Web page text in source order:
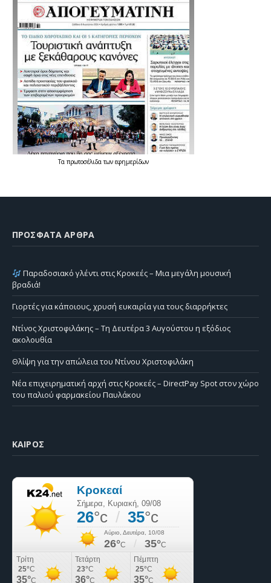
Τα πρωτοσέλιδατων εφημερίδων
ΠΡΌΣΦΑΤΑ ΆΡΘΡΑ
Παραδοσιακό γλέντι στις Κροκεές – Μια μεγάλη μουσική
βραδιά!
Γιορτές για κάποιους, χρυσή ευκαιρία για τους διαρρήκτες
Ντίνος Χριστοφιλάκης – Τη Δευτέρα 3 Αυγούστου η εξόδιος
ακολουθία
Θλίψη για την απώλεια του Ντίνου Χριστοφιλάκη
Νέα επιχειρηματική αρχή στις Κροκεές – DirectPay Spot στον χώρο
του παλιού φαρμακείου Παυλάκου
ΚΑΙΡΌΣ